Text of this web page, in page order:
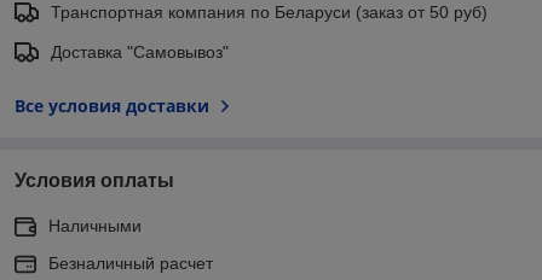
Транспортная компания по Беларуси (заказ от 50 руб)
Доставка "Самовывоз"
Все условия доставки
Условия оплаты
Наличными
Безналичный расчет